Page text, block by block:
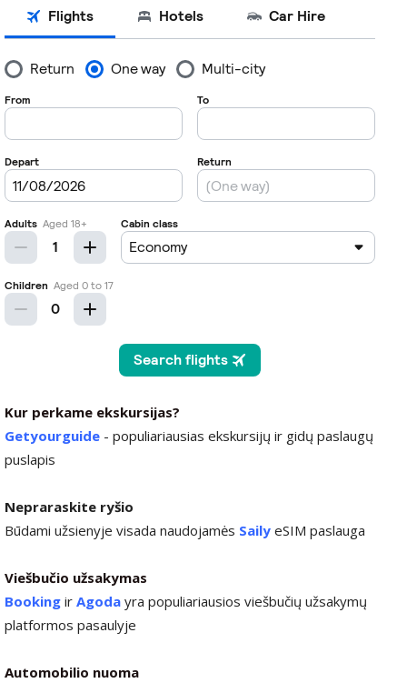
Kur perkame ekskursijas?
Getyourguide - populiariausias ekskursijų ir gidų paslaugų
puslapis
Nepraraskite ryšio
Būdami užsienyje visada naudojamės Saily eSIM paslauga
Viešbučio užsakymas
Booking ir Agoda yra populiariausios viešbučių užsakymų
platformos pasaulyje
Automobilio nuoma